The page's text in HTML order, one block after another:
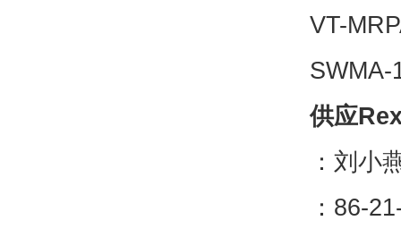
VT-
SWMA-
供应
：刘小
：86-